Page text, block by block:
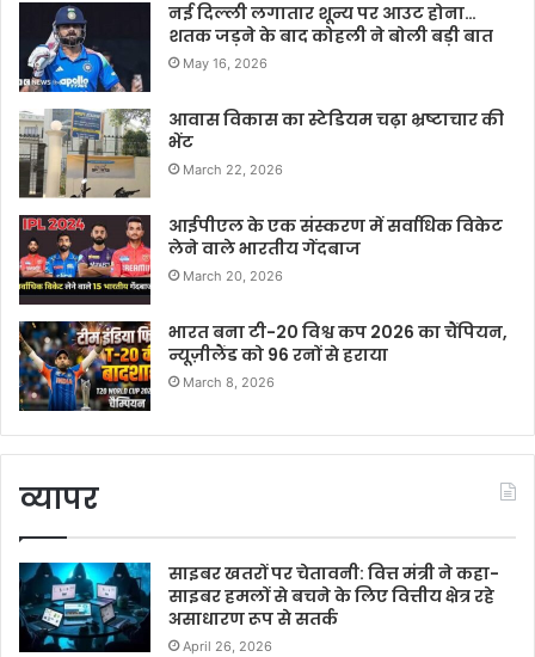
नई दिल्ली लगातार शून्य पर आउट होना…
शतक जड़ने के बाद कोहली ने बोली बड़ी बात
May 16, 2026
आवास विकास का स्टेडियम चढ़ा भ्रष्टाचार की
भेंट
March 22, 2026
आईपीएल के एक संस्करण में सर्वाधिक विकेट
लेने वाले भारतीय गेंदबाज
March 20, 2026
भारत बना टी-20 विश्व कप 2026 का चैंपियन,
न्यूज़ीलैंड को 96 रनों से हराया
March 8, 2026
व्यापर
साइबर खतरों पर चेतावनी: वित्त मंत्री ने कहा-
साइबर हमलों से बचने के लिए वित्तीय क्षेत्र रहे
असाधारण रूप से सतर्क
April 26, 2026